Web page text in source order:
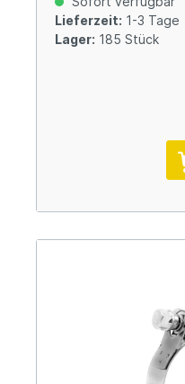
Lieferzeit: 1-3 Tage
Lager: 185 Stück